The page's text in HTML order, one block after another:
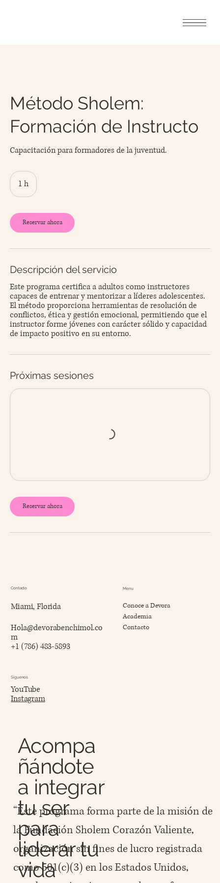
Método Sholem:
Formación de Instructo
Capacitación para formadores de la juventud.
1 h
Reservar ahora
Descripción del servicio
Este programa certifica a adultos como instructores
capaces de entrenar y mentorizar a líderes adolescentes.
El método proporciona herramientas de resolución de
conflictos, ética y gestión emocional, permitiendo que el
instructor forme jóvenes con carácter sólido y capacidad
de impacto positivo en su entorno.
Próximas sesiones
Reservar ahora
Contacto
Miami, Florida
Hola@devorabenchimol.co
m
+1 (786) 483-5893
Síguenos
YouTube
Instagram
Menu
Conoce a Devora
Academia
Contacto
Acompa
ñándote
a integrar
tu ser
para
liderar tu
vida
“Este programa forma parte de la misión de
la Fundación Sholem Corazón Valiente,
organización sin fines de lucro registrada
como 501(c)(3) en los Estados Unidos,